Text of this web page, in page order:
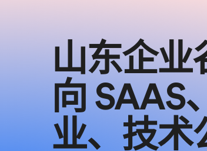
山东企业
向 SAAS
业、技术